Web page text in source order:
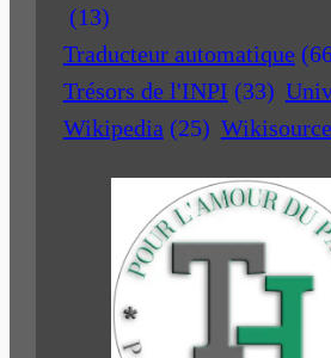
(13)
Traducteur automatique
Trésors de l'INPI (33)
Wikipedia (25) Wikisource